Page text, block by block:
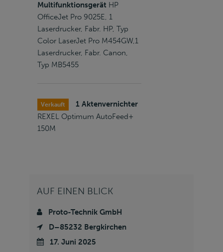
Multifunktionsgerät HP
OfficeJet Pro 9025E, 1
Laserdrucker, Fabr. HP, Typ
Color LaserJet Pro M454GW,1
Laserdrucker, Fabr. Canon,
Typ MB5455
Verkauft
1 Aktenvernichter
REXEL Optimum AutoFeed+
150M
AUF EINEN BLICK
Proto-Technik GmbH
D–85232 Bergkirchen
17. Juni 2025